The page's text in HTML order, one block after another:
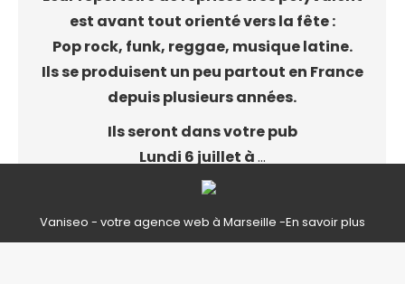
est avant tout orienté vers la fête :
Pop rock, funk, reggae, musique latine.
Ils se produisent un peu partout en France
depuis plusieurs années.
Ils seront dans votre pub
Lundi 6 juillet à…
Vaniseo - votre agence web à Marseille -En savoir plus